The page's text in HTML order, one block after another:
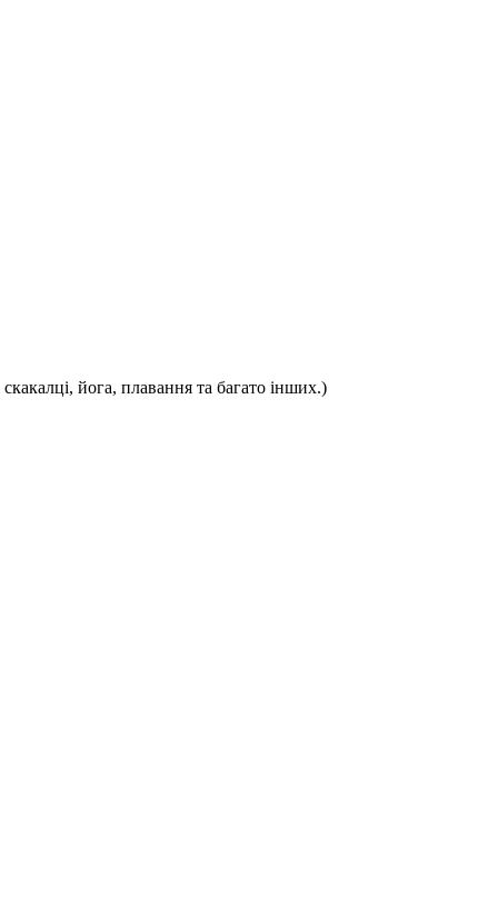
йога, плавання та багато інших.)